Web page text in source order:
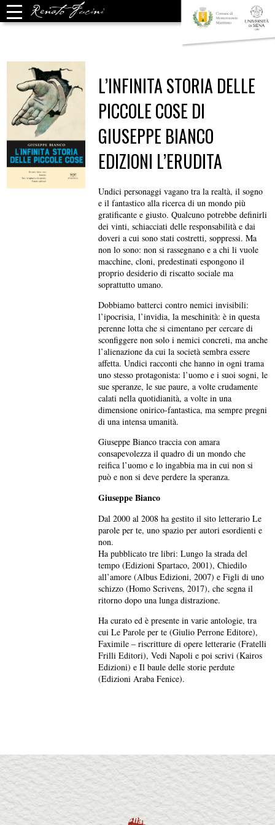
L’INFINITA STORIA DELLE
PICCOLE COSE DI
GIUSEPPE BIANCO
EDIZIONI L’ERUDITA
Undici personaggi vagano tra la realtà, il sogno
e il fantastico alla ricerca di un mondo più
gratificante e giusto. Qualcuno potrebbe definirli
dei vinti, schiacciati delle responsabilità e dai
doveri a cui sono stati costretti, soppressi. Ma
non lo sono: non si rassegnano e a chi li vuole
macchine, cloni, predestinati espongono il
proprio desiderio di riscatto sociale ma
soprattutto umano.
Dobbiamo batterci contro nemici invisibili:
l’ipocrisia, l’invidia, la meschinità: è in questa
perenne lotta che si cimentano per cercare di
sconfiggere non solo i nemici concreti, ma anche
l’alienazione da cui la società sembra essere
affetta. Undici racconti che hanno in ogni trama
uno stesso protagonista: l’uomo e i suoi sogni, le
sue speranze, le sue paure, a volte crudamente
calati nella quotidianità, a volte in una
dimensione onirico-fantastica, ma sempre pregni
di una intensa umanità.
Giuseppe Bianco traccia con amara
consapevolezza il quadro di un mondo che
reifica l’uomo e lo ingabbia ma in cui non si
può e non si deve perdere la speranza.
Giuseppe Bianco
Dal 2000 al 2008 ha gestito il sito letterario Le
parole per te, uno spazio per autori esordienti e
non.
Ha pubblicato tre libri: Lungo la strada del
tempo (Edizioni Spartaco, 2001), Chiedilo
all’amore (Albus Edizioni, 2007) e Figli di uno
schizzo (Homo Scrivens, 2017), che segna il
ritorno dopo una lunga distrazione.
Ha curato ed è presente in varie antologie, tra
cui Le Parole per te (Giulio Perrone Editore),
Faximile – riscritture di opere letterarie (Fratelli
Frilli Editori), Vedi Napoli e poi scrivi (Kairos
Edizioni) e Il baule delle storie perdute
(Edizioni Araba Fenice).